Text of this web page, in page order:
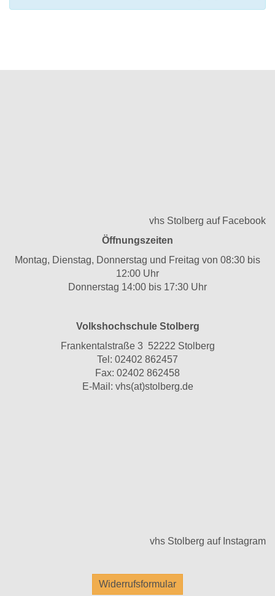
vhs Stolberg auf Facebook
Öffnungszeiten
Montag, Dienstag, Donnerstag und Freitag von 08:30 bis
12:00 Uhr
Donnerstag 14:00 bis 17:30 Uhr
Volkshochschule Stolberg
Frankentalstraße 3 52222 Stolberg
Tel: 02402 862457
Fax: 02402 862458
E-Mail: vhs(at)stolberg.de
vhs Stolberg auf Instagram
Widerrufsformular